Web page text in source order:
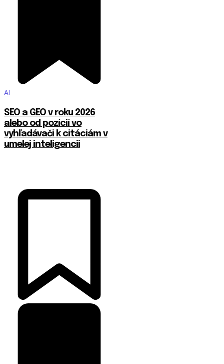
AI
SEO a GEO v roku 2026
alebo od pozícií vo
vyhľadávači k citáciám v
umelej inteligencii